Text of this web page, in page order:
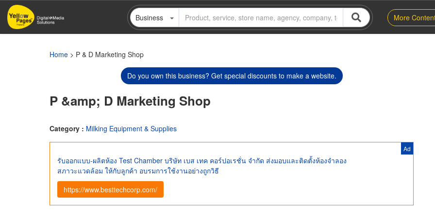
Skip
main
Business More
Home > P & D Marketing Shop
Do you own this business? Get special discounts to make a website.
P &amp; D Marketing Shop
Category : Milking Equipment & Supplies
Ad
รับออกแบบ-ผลิตห้อง Test Chamber บริษัท เบส เทค คอร์ปอเรชั่น จำกัด ส่งมอบและติดตั้งห้องจำลอง
สภาวะแวดล้อม ให้กับลูกค้า อบรมการใช้งานอย่างถูกวิธี
https://www.besttechcorp.com/